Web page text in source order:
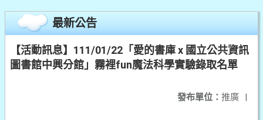
最新公告
【活動訊息】111/01/22「愛的書庫 x 國立公共資訊
圖書館中興分館」霧裡fun魔法科學實驗錄取名單
發布單位： 推廣 |